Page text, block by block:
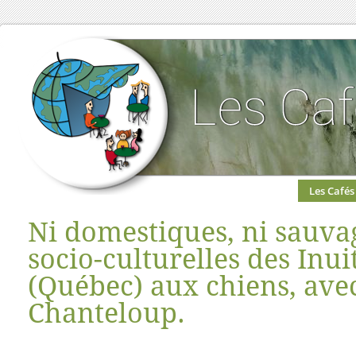
Les Cafés
Ni domestiques, ni
socio-culturelles des
(Québec) aux chiens,
Chanteloup.